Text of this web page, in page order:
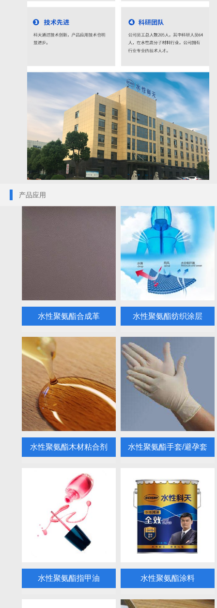
产品应用
水性聚氨酯合成革 水性聚氨酯纺织涂层
水性聚氨酯木材粘合剂 水性聚氨酯手套/避孕套
水性聚氨酯指甲油 水性聚氨酯涂料